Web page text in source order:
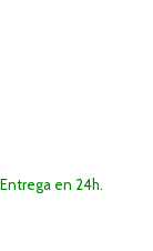
en 24h.